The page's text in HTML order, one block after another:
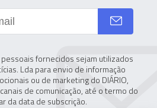
fornecidos sejam utilizados
Lda para envio de informação
ou de marketing do DIÁRIO,
de comunicação, até o termo do
da data de subscrição.